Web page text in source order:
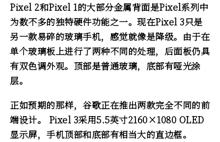
Pixel 2和Pixel 1的大部分金属背面是Pixel系列中
为数不多的独特硬件功能之一。现在Pixel 3只是
另一款易碎的玻璃手机，感觉就像是降级。由于在
单个玻璃板上进行了两种不同的处理，后面板仍具
有双色调外观。顶部是普通玻璃，底部有哑光涂
层。
正如预期的那样，谷歌正在推出两款完全不同的前
端设计。 Pixel 3采用5.5英寸2160×1080 OLED
显示屏，手机顶部和底部有相当大的直边框。